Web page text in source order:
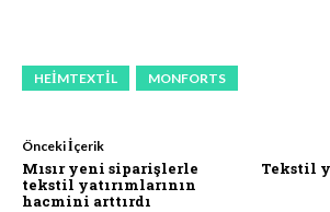
HEIMTEXTIL MONFORTS
Önceki İçerik
Mısır yeni siparişlerle
tekstil yatırımlarının
hacmini arttırdı
Tekstil